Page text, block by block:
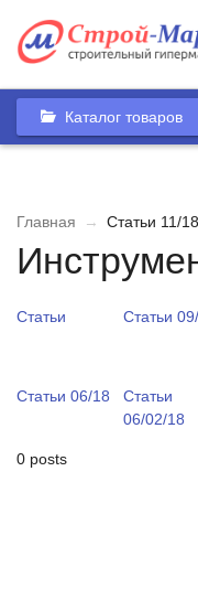
Каталог товаров
Главная → Статьи 11/18
Статьи Статьи
Статьи 06/18
Статьи
06/02/18
0 posts